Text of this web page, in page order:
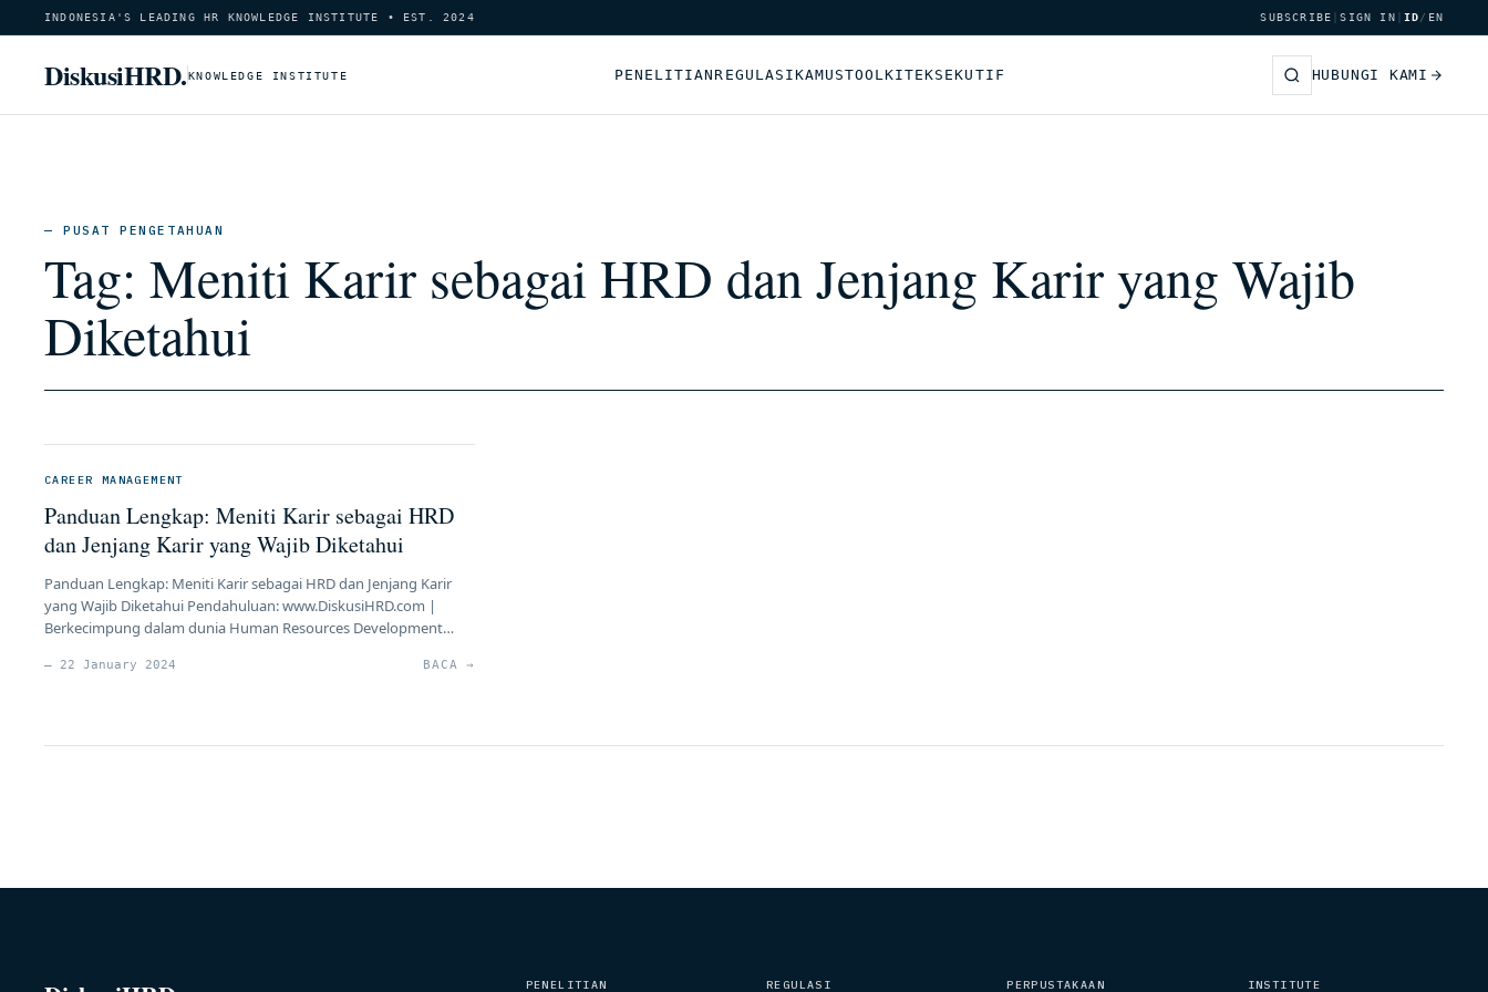
INDONESIA'S LEADING HR KNOWLEDGE INSTITUTE • EST. 2024 SUBSCRIBE |SIGN IN ID/ EN
DiskusiHRD.KNOWLEDGE INSTITUTE PENELITIANREGULASIKAMUSTOOLKITEKSEKUTIF HUBUNGI KAMI
— PUSAT PENGETAHUAN
Tag: Meniti Karir sebagai HRD dan Jenjang Karir yang Wajib
Diketahui
CAREER MANAGEMENT
Panduan Lengkap: Meniti Karir sebagai HRD
dan Jenjang Karir yang Wajib Diketahui
Panduan Lengkap: Meniti Karir sebagai HRD dan Jenjang Karir
yang Wajib Diketahui Pendahuluan: www.DiskusiHRD.com |
Berkecimpung dalam dunia Human Resources Development
keterampilan dan pengetahuan yang mendalam. Artikel ini
— 22 January 2024 BACA →
PENELITIAN REGULASI PERPUSTAKAAN INSTITUTE